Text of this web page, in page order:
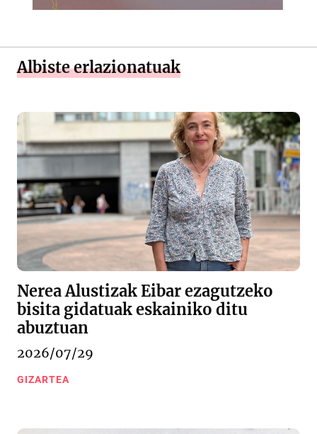
Albiste erlazionatuak
Nerea Alustizak Eibar ezagutzeko
bisita gidatuak eskainiko ditu
abuztuan
2026/07/29
GIZARTEA